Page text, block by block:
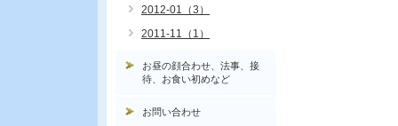
2012-01（3）
2011-11（1）
お昼の顔合わせ、法事、接
待、お食い初めなど
お問い合わせ